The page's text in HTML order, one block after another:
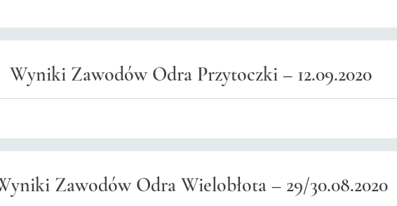
Wyniki Zawodów Odra Przytoczki – 12.09.2020
Zawodów Odra Wielobłota – 29/30.08.2020